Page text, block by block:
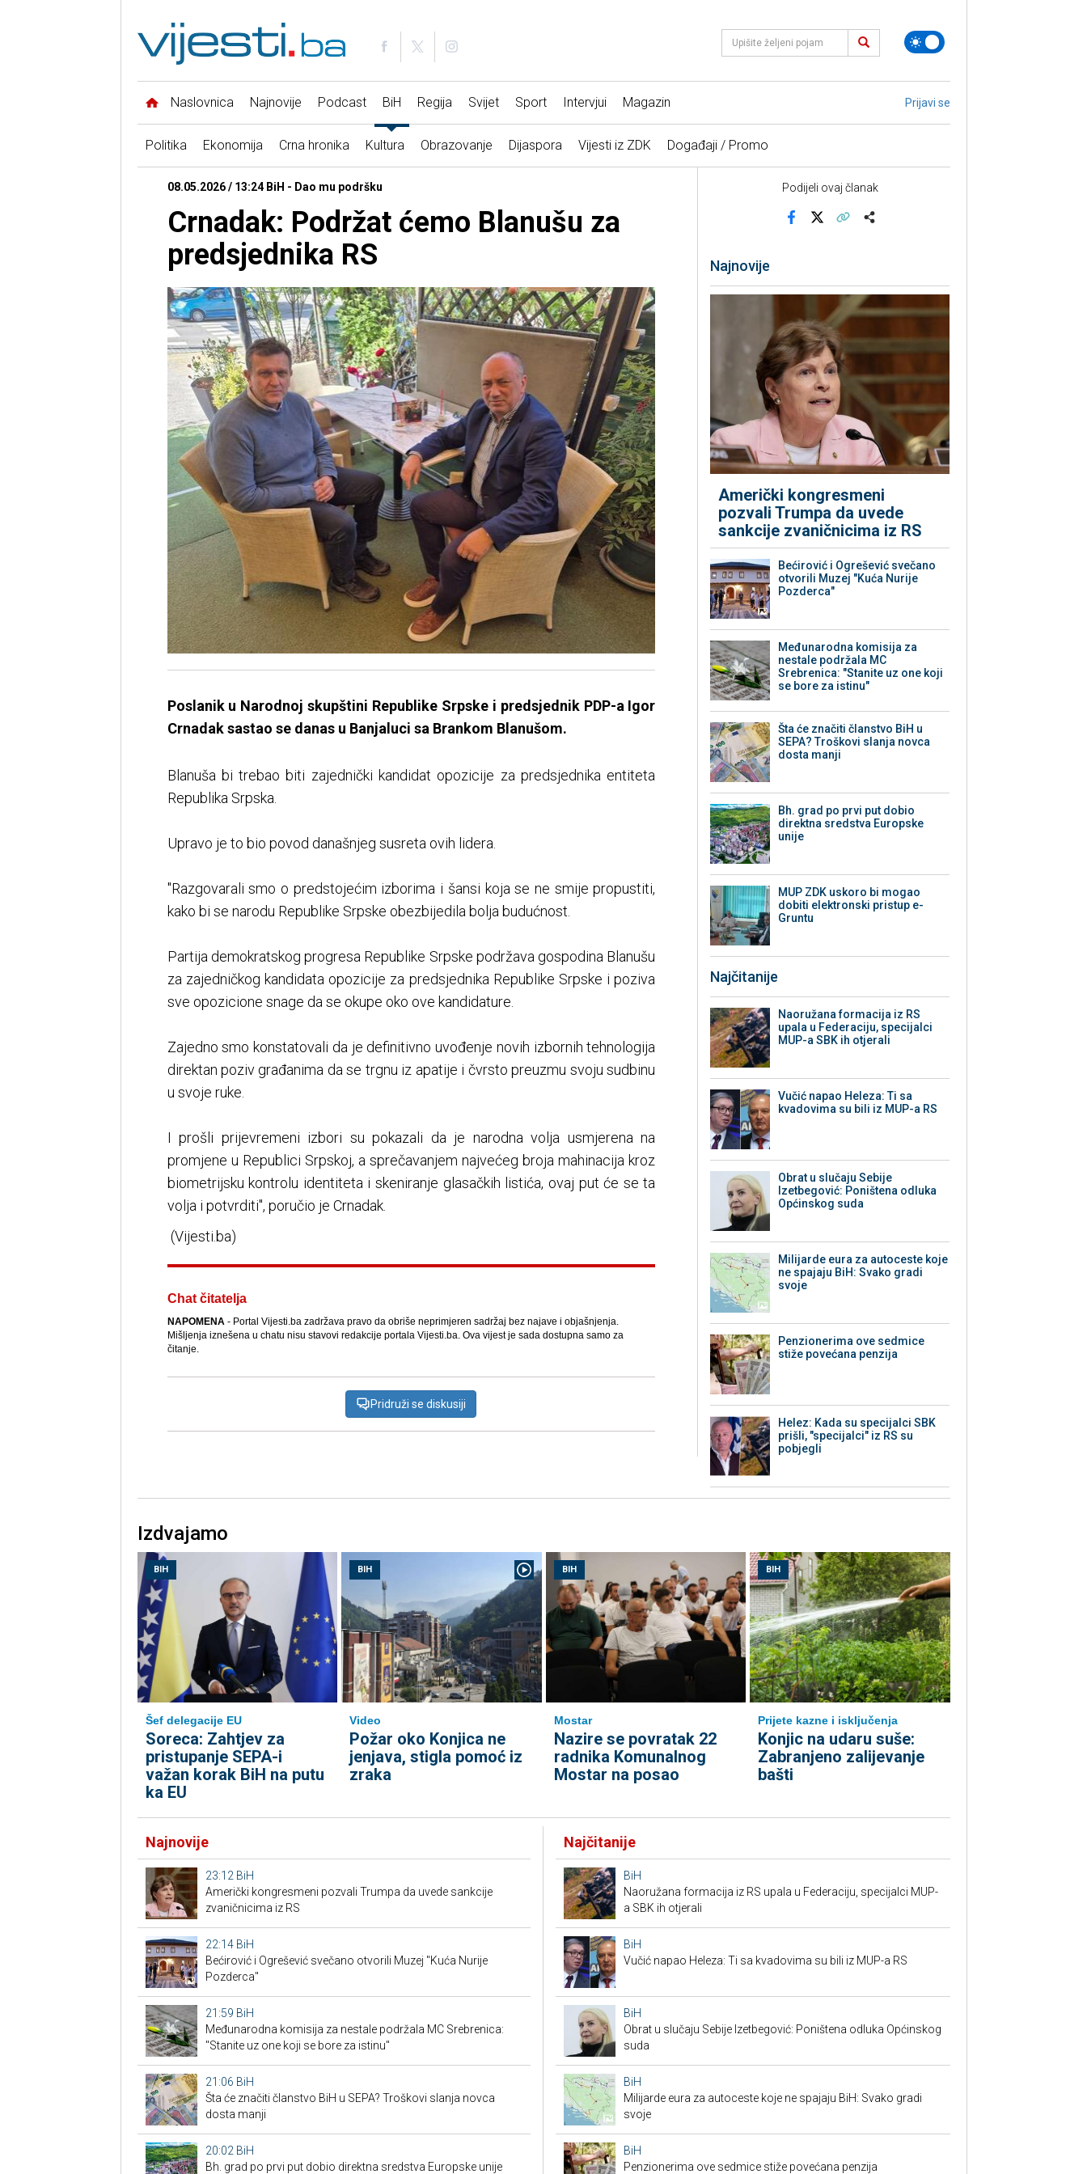
Naslovnica Najnovije Podcast BiH Regija Svijet Sport Intervjui Magazin Prijavi se
Politika Ekonomija Crna hronika Kultura Obrazovanje Dijaspora Vijesti iz ZDK Događaji / Promo
08.05.2026 / 13:24 BiH - Dao mu podršku
Crnadak: Podržat ćemo Blanušu za
predsjednika RS
Poslanik u Narodnoj skupštini Republike Srpske i predsjednik PDP-a Igor
Crnadak sastao se danas u Banjaluci sa Brankom Blanušom.
Blanuša bi trebao biti zajednički kandidat opozicije za predsjednika entiteta
Republika Srpska.
Upravo je to bio povod današnjeg susreta ovih lidera.
"Razgovarali smo o predstojećim izborima i šansi koja se ne smije propustiti,
kako bi se narodu Republike Srpske obezbijedila bolja budućnost.
Partija demokratskog progresa Republike Srpske podržava gospodina Blanušu
za zajedničkog kandidata opozicije za predsjednika Republike Srpske i poziva
sve opozicione snage da se okupe oko ove kandidature.
Zajedno smo konstatovali da je definitivno uvođenje novih izbornih tehnologija
direktan poziv građanima da se trgnu iz apatije i čvrsto preuzmu svoju sudbinu
u svoje ruke.
I prošli prijevremeni izbori su pokazali da je narodna volja usmjerena na
promjene u Republici Srpskoj, a sprečavanjem najvećeg broja mahinacija kroz
biometrijsku kontrolu identiteta i skeniranje glasačkih listića, ovaj put će se ta
volja i potvrditi", poručio je Crnadak.
(Vijesti.ba)
Chat čitatelja
NAPOMENA- Portal Vijesti.ba zadržava pravo da obriše neprimjeren sadržaj bez najave i objašnjenja.
Mišljenja iznešena u chatu nisu stavovi redakcije portala Vijesti.ba. Ova vijest je sada dostupna samo za
čitanje.
Pridruži se diskusiji
Podijeli ovaj članak
Najnovije
Američki kongresmeni
pozvali Trumpa da uvede
sankcije zvaničnicima iz RS
Bećirović i Ogrešević svečano
otvorili Muzej "Kuća Nurije
Pozderca"
Međunarodna komisija za
nestale podržala MC
Srebrenica: "Stanite uz one koji
se bore za istinu"
Šta će značiti članstvo BiH u
SEPA? Troškovi slanja novca
dosta manji
Bh. grad po prvi put dobio
direktna sredstva Europske
unije
MUP ZDK uskoro bi mogao
dobiti elektronski pristup e-
Gruntu
Najčitanije
Naoružana formacija iz RS
upala u Federaciju, specijalci
MUP-a SBK ih otjerali
Vučić napao Heleza: Ti sa
kvadovima su bili iz MUP-a RS
Obrat u slučaju Sebije
Izetbegović: Poništena odluka
Općinskog suda
Milijarde eura za autoceste koje
ne spajaju BiH: Svako gradi
svoje
Penzionerima ove sedmice
stiže povećana penzija
Helez: Kada su specijalci SBK
prišli, "specijalci" iz RS su
pobjegli
Izdvajamo
BIH
Šef delegacije EU
Soreca: Zahtjev za
pristupanje SEPA-i
važan korak BiH na putu
ka EU
BIH
Video
Požar oko Konjica ne
jenjava, stigla pomoć iz
zraka
BIH
Mostar
Nazire se povratak 22
radnika Komunalnog
Mostar na posao
BIH
Prijete kazne i isključenja
Konjic na udaru suše:
Zabranjeno zalijevanje
bašti
Najnovije
23:12 BiH
Američki kongresmeni pozvali Trumpa da uvede sankcije
zvaničnicima iz RS
22:14 BiH
Bećirović i Ogrešević svečano otvorili Muzej "Kuća Nurije
Pozderca"
21:59 BiH
Međunarodna komisija za nestale podržala MC Srebrenica:
"Stanite uz one koji se bore za istinu"
21:06 BiH
Šta će značiti članstvo BiH u SEPA? Troškovi slanja novca
dosta manji
20:02 BiH
Bh. grad po prvi put dobio direktna sredstva Europske unije
Najčitanije
BiH
Naoružana formacija iz RS upala u Federaciju, specijalci MUP-
a SBK ih otjerali
BiH
Vučić napao Heleza: Ti sa kvadovima su bili iz MUP-a RS
BiH
Obrat u slučaju Sebije Izetbegović: Poništena odluka Općinskog
suda
BiH
Milijarde eura za autoceste koje ne spajaju BiH: Svako gradi
svoje
BiH
Penzionerima ove sedmice stiže povećana penzija